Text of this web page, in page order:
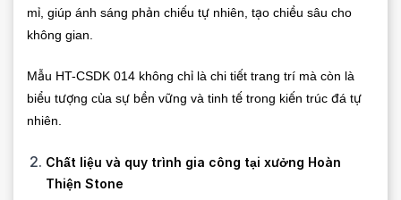
mỉ, giúp ánh sáng phản chiếu tự nhiên, tạo chiều sâu cho
không gian.
Mẫu HT-CSDK 014 không chỉ là chi tiết trang trí mà còn là
biểu tượng của sự bền vững và tinh tế trong kiến trúc đá tự
nhiên.
Chất liệu và quy trình gia công tại xưởng Hoàn
Thiện Stone